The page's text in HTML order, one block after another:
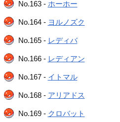
No.163 - ホーホー
No.164 - ヨルノズク
No.165 - レディバ
No.166 - レディアン
No.167 - イトマル
No.168 - アリアドス
No.169 - クロバット